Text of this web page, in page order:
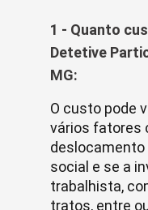
1 - Quanto
Detetive
MG:
O custo pode
vários fatores
deslocamento
social e se a
trabalhista,
tratos, entre